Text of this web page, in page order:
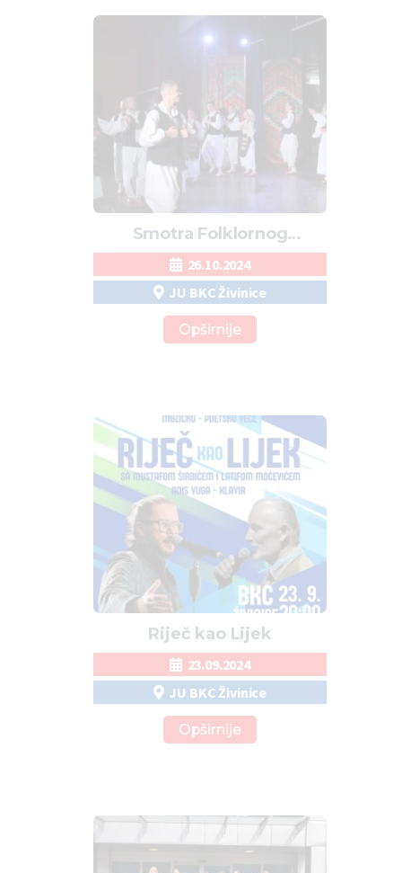
Smotra Folklornog
Stvaralaštva
26.10.2024
JU BKC Živinice
Opširnije
Riječ kao Lijek
23.09.2024
JU BKC Živinice
Opširnije